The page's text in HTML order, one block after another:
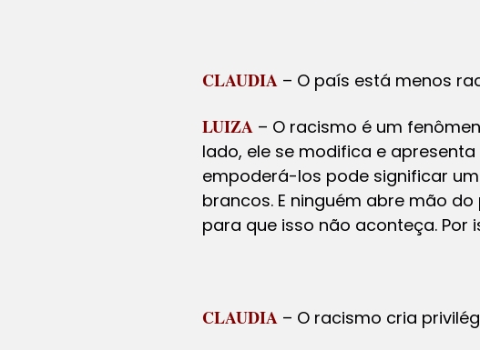
CLAUDIA – O país está menos
LUIZA – O racismo é um
lado, ele se modifica e
empoderá-los pode significar
brancos. E ninguém abre mão
para que isso não aconteça.
CLAUDIA – O racismo cria